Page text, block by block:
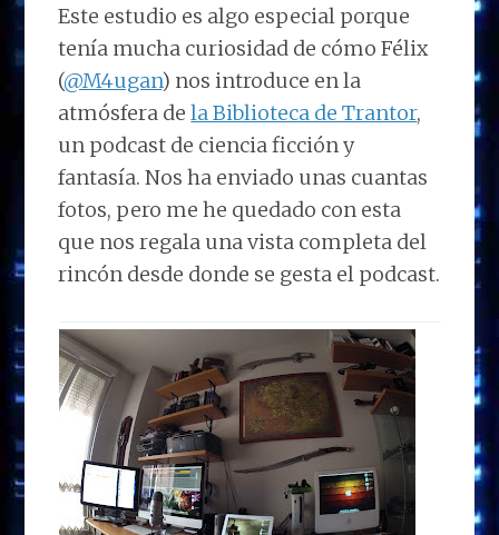
Este estudio es algo especial porque
tenía mucha curiosidad de cómo Félix
(@M4ugan) nos introduce en la
atmósfera dela Biblioteca de Trantor,
un podcast de ciencia ficción y
fantasía. Nos ha enviado unas cuantas
fotos, pero me he quedado con esta
que nos regala una vista completa del
rincón desde donde se gesta el podcast.